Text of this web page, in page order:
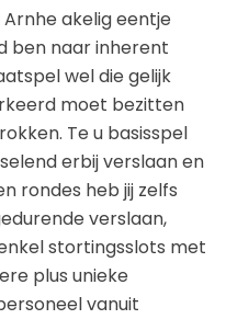
akelig eentje
ben naar inherent
wel die gelijk
moet bezitten
Te u basisspel
erbij verslaan en
rondes heb jij zelfs
verslaan,
stortingsslots met
plus unieke
vanuit